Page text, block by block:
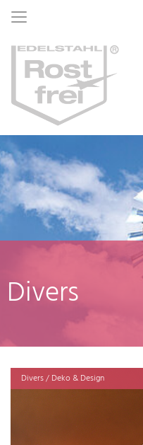
Divers
Divers / Deko & Design